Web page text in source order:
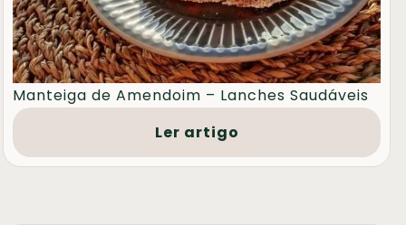
Manteiga de Amendoim – Lanches Saudáveis
Ler artigo